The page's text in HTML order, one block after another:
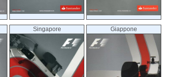
Singapore Giappone